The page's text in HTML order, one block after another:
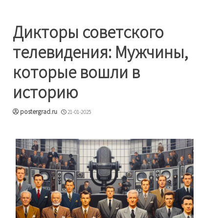
Дикторы советского
телевидения: Мужчины,
которые вошли в
историю
postergrad.ru 21-01-2025